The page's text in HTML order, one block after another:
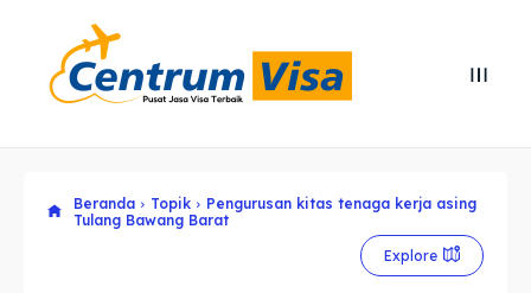
Cari
Cari
Explore our destinations
Explore our destinations
Beranda Topik
Pengurusan kitas tenaga kerja asing
Tulang Bawang Barat
Explore